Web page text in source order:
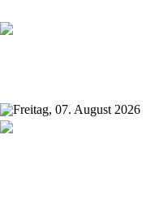
Freitag, 07. August 2026